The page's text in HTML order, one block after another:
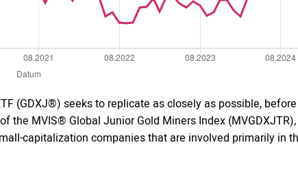
(GDXJ®) seeks to replicate as closely as possible,
the MVIS® Global Junior Gold Miners Index
capitalization companies that are involved primarily in